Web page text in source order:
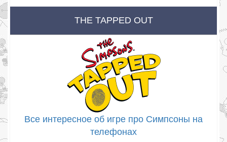
THE TAPPED OUT
Все интересное об игре про Симпсоны на
телефонах